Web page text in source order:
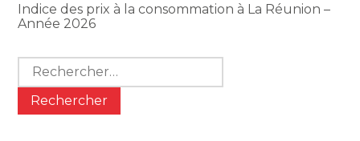
Indice des prix à la consommation à La Réunion –
Année 2026
Rechercher :